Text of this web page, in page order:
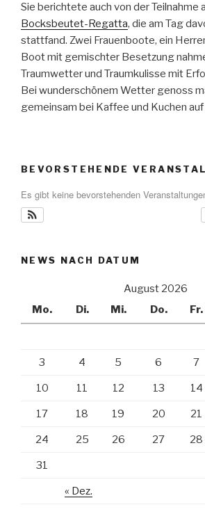
Sie berichtete auch von der Teilnahme
Bocksbeutet-Regatta, die am Tag
stattfand. Zwei Frauenboote, ein
Boot mit gemischter Besetzung
Traumwetter und Traumkulisse mit
Bei wunderschönem Wetter genoss
gemeinsam bei Kaffee und Kuchen auf
BEVORSTEHENDE
Es gibt keine bevorstehenden
NEWS NACH DATUM
August 2026
Mo.
Di. Mi. Do. Fr.
« Dez.
3 4 5 6 7
10 11 12 13 14
17 18 19 20 21
24 25 26 27 28
31